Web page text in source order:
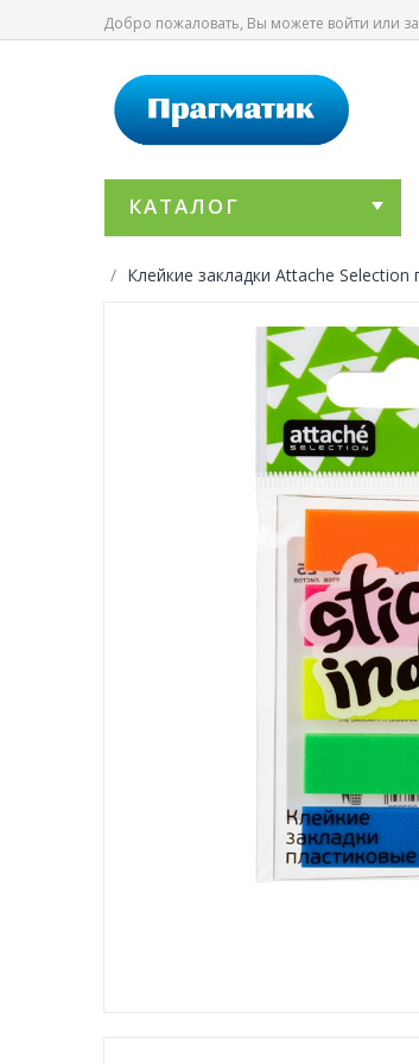
Добро пожаловать, Вы можете войти или
КАТАЛОГ
Клейкие закладки Attache